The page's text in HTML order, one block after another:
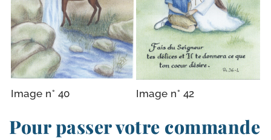
Image n° 40 Image n° 42
Pour passer votre commande